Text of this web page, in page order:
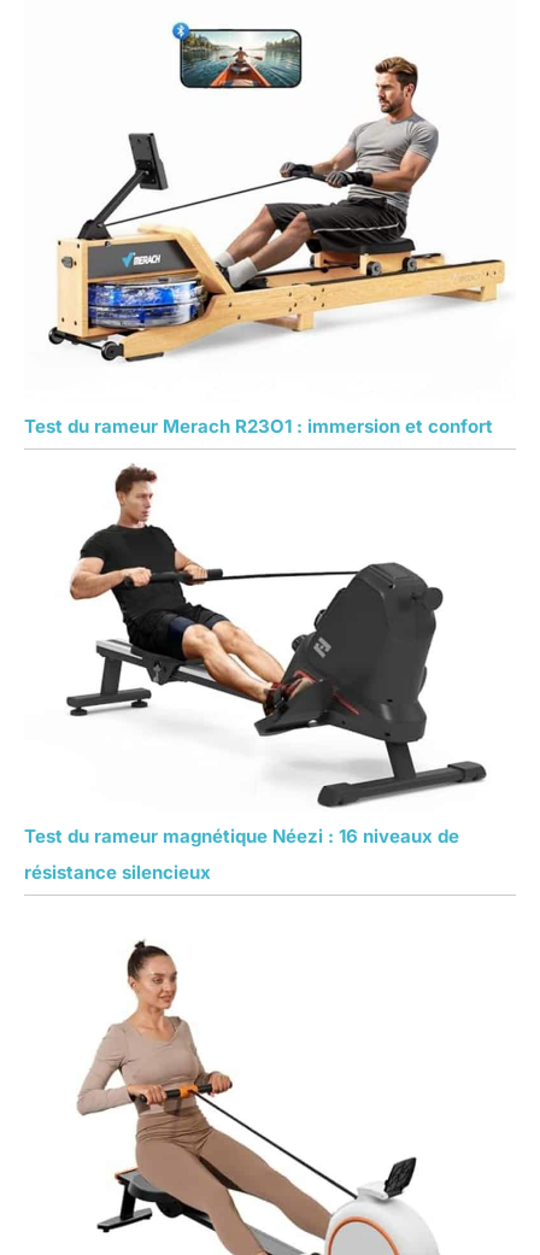
Test du rameur Merach R23O1 : immersion et confort
Test du rameur magnétique Néezi : 16 niveaux de
résistance silencieux